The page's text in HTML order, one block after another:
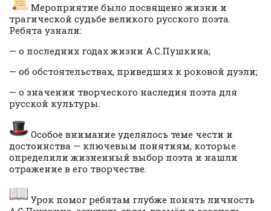
Мероприятие было посвящено жизни и
трагической судьбе великого русского поэта.
Ребята узнали:
— о последних годах жизни А.С.Пушкина;
— об обстоятельствах, приведших к роковой дуэли;
— о значении творческого наследия поэта для
русской культуры.
Особое внимание уделялось теме чести и
достоинства — ключевым понятиям, которые
определили жизненный выбор поэта и нашли
отражение в его творчестве.
Урок помог ребятам глубже понять личность